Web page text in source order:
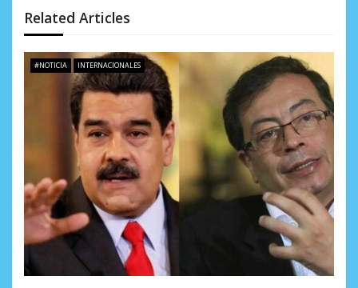
n
d
e
t
r
a
d
a
Related Articles
#NOTICIA INTERNACIONALES